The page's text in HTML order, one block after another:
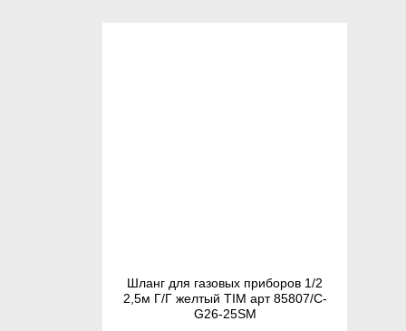
Шланг для газовых приборов 1/2
2,5м Г/Г желтый TIM арт 85807/C-
G26-25SM